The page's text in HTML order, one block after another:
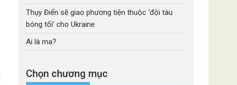
Thụy Điển sẽ giao phương tiện thuộc ‘đội tàu
bóng tối’ cho Ukraine
Ai là ma?
Chọn chương mục